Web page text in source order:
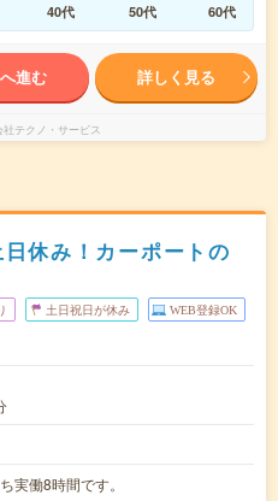
40代 50代 60代
進む 詳しく見る
社テクノ・サービス
休み！カーポートの
土日祝日が休み WEB登録OK
実働8時間です。